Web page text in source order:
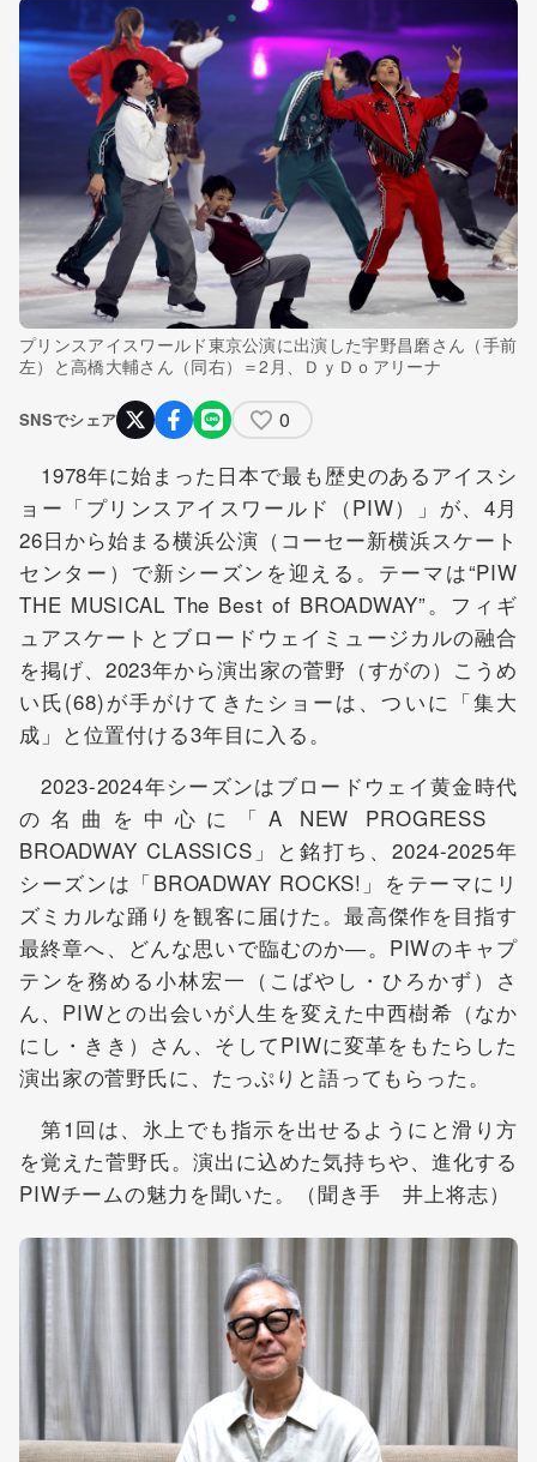
プリンスアイスワールド東京公演に出演した宇野昌磨さん（手前
左）と高橋大輔さん（同右）＝2月、ＤｙＤｏアリーナ
SNSでシェア 0
1978年に始まった日本で最も歴史のあるアイスシ
ョー「プリンスアイスワールド（PIW）」が、4月
26日から始まる横浜公演（コーセー新横浜スケート
センター）で新シーズンを迎える。テーマは“PIW
THE MUSICAL The Best of BROADWAY”。フィギ
ュアスケートとブロードウェイミュージカルの融合
を掲げ、2023年から演出家の菅野（すがの）こうめ
い氏(68)が手がけてきたショーは、ついに「集大
成」と位置付ける3年目に入る。
2023-2024年シーズンはブロードウェイ黄金時代
の名曲を中心に「A NEW PROGRESS
BROADWAY CLASSICS」と銘打ち、2024-2025年
シーズンは「BROADWAY ROCKS!」をテーマにリ
ズミカルな踊りを観客に届けた。最高傑作を目指す
最終章へ、どんな思いで臨むのか―。PIWのキャプ
テンを務める小林宏一（こばやし・ひろかず）さ
ん、PIWとの出会いが人生を変えた中西樹希（なか
にし・きき）さん、そしてPIWに変革をもたらした
演出家の菅野氏に、たっぷりと語ってもらった。
第1回は、氷上でも指示を出せるようにと滑り方
を覚えた菅野氏。演出に込めた気持ちや、進化する
PIWチームの魅力を聞いた。（聞き手 井上将志）